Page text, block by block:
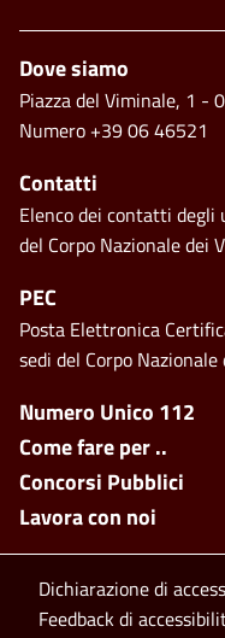
Footer side
Numero Unico 112
Come fare per ..
Concorsi Pubblici
Lavora con noi
Footer
Dove siamo
Piazza del Viminale, 1 -
Numero +39 06 46521
Contatti
Elenco dei contatti degli
del Corpo Nazionale dei
PEC
Posta Elettronica
sedi del Corpo
Footer
Dichiarazione di
Feedback di